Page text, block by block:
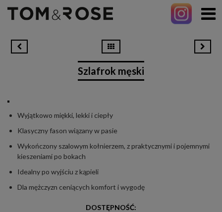
Szlafrok męski
Wyjątkowo miękki, lekki i ciepły
Klasyczny fason wiązany w pasie
Wykończony szalowym kołnierzem, z praktycznymi i pojemnymi
kieszeniami po bokach
Idealny po wyjściu z kąpieli
Dla mężczyzn ceniących komfort i wygodę
DOSTĘPNOŚĆ: